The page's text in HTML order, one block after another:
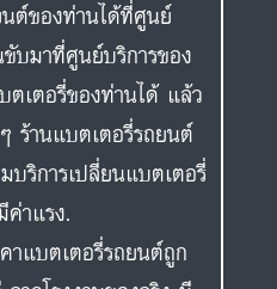
ต์ของท่านได้ที่ศูนย์
บมาที่ศูนย์บริการของ
ตเตอรี่ของท่านได้ แล้ว
ร้านแบตเตอรี่รถยนต์
ริการเปลี่ยนแบตเตอรี่
าแรง.
าแบตเตอรี่รถยนต์ถูก